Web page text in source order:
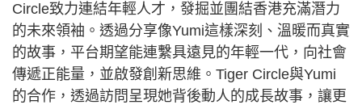
Circle致力連結年輕人才，發掘並團結香港充滿潛力
的未來領袖。透過分享像Yumi這樣深刻、溫暖而真實
的故事，平台期望能連繫具遠見的年輕一代，向社會
傳遞正能量，並啟發創新思維。Tiger Circle與Yumi
的合作，透過訪問呈現她背後動人的成長故事，讓更